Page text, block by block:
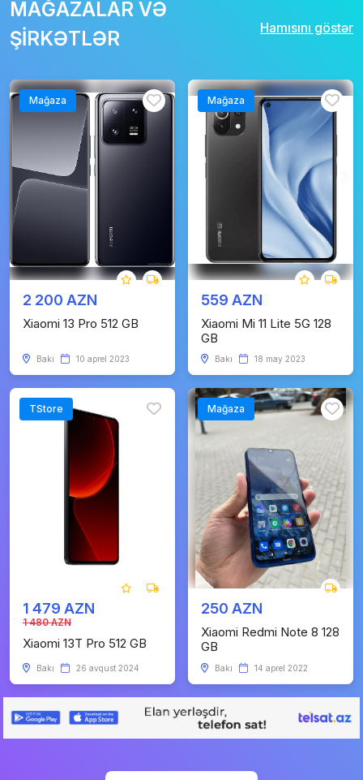
MAĞAZALAR VƏ
ŞİRKƏTLƏR
Hamısını göstər
Mağaza
2 200 AZN
Xiaomi 13 Pro 512 GB
Bakı 10 aprel 2023
Mağaza
559 AZN
Xiaomi Mi 11 Lite 5G 128
GB
Bakı 18 may 2023
TStore
1 479 AZN
1 480 AZN
Xiaomi 13T Pro 512 GB
Bakı 26 avqust 2024
Mağaza
250 AZN
Xiaomi Redmi Note 8 128
GB
Bakı 14 aprel 2022